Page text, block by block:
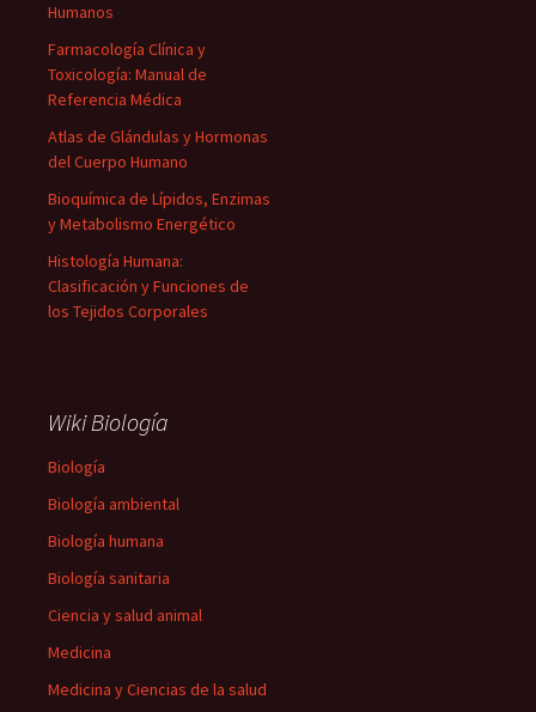
Humanos
Farmacología Clínica y
Toxicología: Manual de
Referencia Médica
Atlas de Glándulas y Hormonas
del Cuerpo Humano
Bioquímica de Lípidos, Enzimas
y Metabolismo Energético
Histología Humana:
Clasificación y Funciones de
los Tejidos Corporales
Wiki Biología
Biología
Biología ambiental
Biología humana
Biología sanitaria
Ciencia y salud animal
Medicina
Medicina y Ciencias de la salud